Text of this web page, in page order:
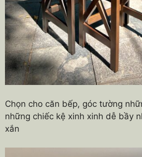
Chọn cho căn bếp, góc tường
những chiếc kệ xinh xinh dễ bầy
xắn